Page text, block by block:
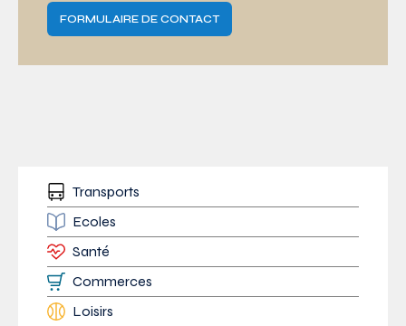
FORMULAIRE DE CONTACT
Transports
Ecoles
Santé
Commerces
Loisirs